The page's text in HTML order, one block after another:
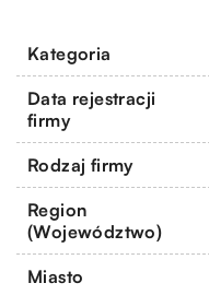
Kategoria
Data rejestracji
firmy
Rodzaj firmy
Region
(Województwo)
Miasto